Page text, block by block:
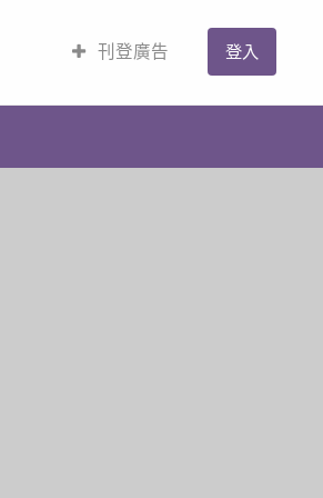
刊登廣告 登入